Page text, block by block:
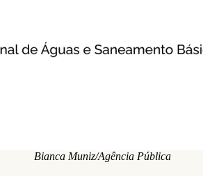
Bianca Muniz/Agência Pública